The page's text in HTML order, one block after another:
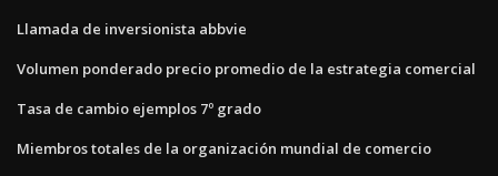
Llamada de inversionista abbvie
Volumen ponderado precio promedio de la estrategia comercial
Tasa de cambio ejemplos 7º grado
Miembros totales de la organización mundial de comercio